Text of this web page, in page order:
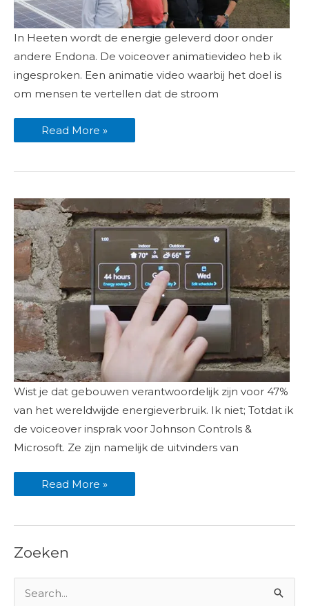
In Heeten wordt de energie geleverd door onder
andere Endona. De voiceover animatievideo heb ik
ingesproken. Een animatie video waarbij het doel is
om mensen te vertellen dat de stroom
Endona
Energie
voiceover
ingesproken
Read More »
Wist je dat gebouwen verantwoordelijk zijn voor 47%
van het wereldwijde energieverbruik. Ik niet; Totdat ik
de voiceover insprak voor Johnson Controls &
Microsoft. Ze zijn namelijk de uitvinders van
Johnson
Controls
&
Microsoft
voiceover
ingesproken
Read More »
Zoeken